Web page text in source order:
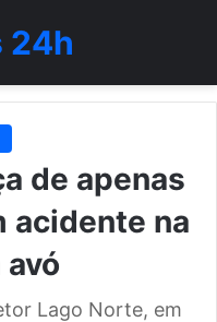
24h
de apenas
acidente na
avó
Lago Norte, em